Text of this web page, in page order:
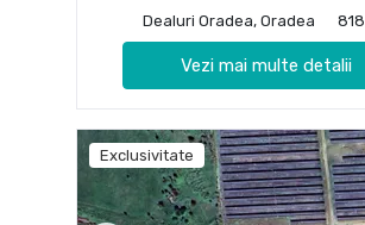
Dealuri Oradea, Oradea
Vezi mai multe detalii
Exclusivitate